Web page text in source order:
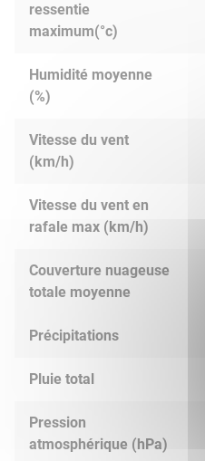
ressentie
maximum(°c)
Humidité moyenne
(%)
Vitesse du vent
(km/h)
Vitesse du vent en
rafale max (km/h)
Couverture nuageuse
totale moyenne
Précipitations
Pluie total
Pression
atmosphérique (hPa)